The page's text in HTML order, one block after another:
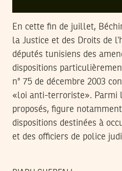
En cette fin de juillet,
la Justice et des Droits de
députés tunisiens des
dispositions
n° 75 de décembre 2003
«loi anti-terroriste». Parmi
proposés, figure
dispositions destinées à
et des officiers de police